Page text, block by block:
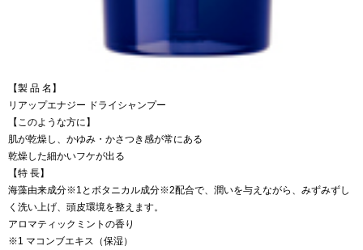
【製 品 名】
リアップエナジー ドライシャンプー
【このような方に】
肌が乾燥し、かゆみ・かさつき感が常にある
乾燥した細かいフケが出る
【特 長】
海藻由来成分※1とボタニカル成分※2配合で、潤いを与えながら、みずみずし
く洗い上げ、頭皮環境を整えます。
アロマティックミントの香り
※1 マコンブエキス（保湿）